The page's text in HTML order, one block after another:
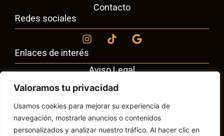
Valoramos tu privacidad
Usamos cookies para mejorar su experiencia de
navegación, mostrarle anuncios o contenidos
personalizados y analizar nuestro tráfico. Al hacer clic en
Contacto
Redes sociales
Enlaces de interés
Aviso Legal
Política de Cookies
Política de Privacidad